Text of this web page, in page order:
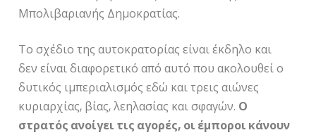
Μπολιβαριανής Δημοκρατίας.
Το σχέδιο της αυτοκρατορίας είναι έκδηλο και
δεν είναι διαφορετικό από αυτό που ακολουθεί ο
δυτικός ιμπεριαλισμός εδώ και τρεις αιώνες
κυριαρχίας, βίας, λεηλασίας και σφαγών. Ο
στρατός ανοίγει τις αγορές, οι έμποροι κάνουν